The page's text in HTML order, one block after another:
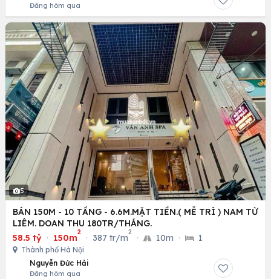
Đăng hôm qua
5
BÁN 150M - 10 TẦNG - 6.6M.MẶT TIỀN.( MỄ TRÌ ) NAM TỪ
LIÊM. DOAN THU 180TR/THÁNG.
58.5 tỷ · 150m
2
· 387 tr/m
2
· 10m · 1
Thành phố Hà Nội
Nguyễn Đức Hải
Đăng hôm qua